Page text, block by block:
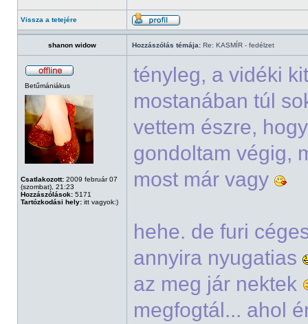
Vissza a tetejére
shanon widow Hozzászólás témája: Re: KASMÍR - fedélzet
Betűmániákus
Csatlakozott: 2009 február 07
(szombat), 21:23
Hozzászólások: 5171
Tartózkodási hely: itt vagyok:)
tényleg, a vidéki
mostanában túl
vettem észre,
gondoltam végig,
most már vagy
hehe. de furi
annyira nyugatias
az meg jár nektek
megfogtál... ahol